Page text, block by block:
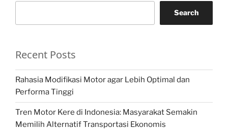
Search
Recent Posts
Rahasia Modifikasi Motor agar Lebih Optimal dan
Performa Tinggi
Tren Motor Kere di Indonesia: Masyarakat Semakin
Memilih Alternatif Transportasi Ekonomis